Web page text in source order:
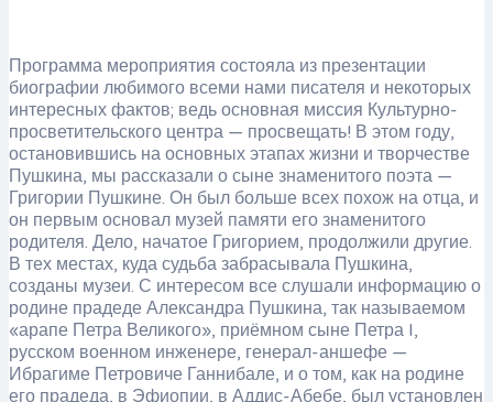
Программа мероприятия состояла из презентации
биографии любимого всеми нами писателя и некоторых
интересных фактов; ведь основная миссия Культурно-
просветительского центра — просвещать! В этом году,
остановившись на основных этапах жизни и творчестве
Пушкина, мы рассказали о сыне знаменитого поэта —
Григории Пушкине. Он был больше всех похож на отца, и
он первым основал музей памяти его знаменитого
родителя. Дело, начатое Григорием, продолжили другие.
В тех местах, куда судьба забрасывала Пушкина,
созданы музеи. С интересом все слушали информацию о
родине прадеде Александра Пушкина, так называемом
«арапе Петра Великого», приёмном сыне Петра I,
русском военном инженере, генерал-аншефе —
Ибрагиме Петровиче Ганнибале, и о том, как на родине
его прадеда, в Эфиопии, в Аддис-Абебе, был установлен